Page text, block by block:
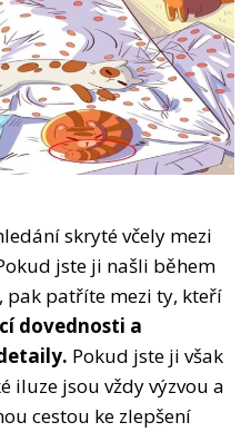
skryté včely mezi
jste ji našli během
pak patříte mezi ty, kteří
dovednosti a
Pokud jste ji však
iluze jsou vždy výzvou a
cestou ke zlepšení